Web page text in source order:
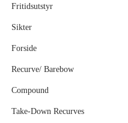
Fritidsutstyr
Sikter
Forside
Recurve/ Barebow
Compound
Take-Down Recurves